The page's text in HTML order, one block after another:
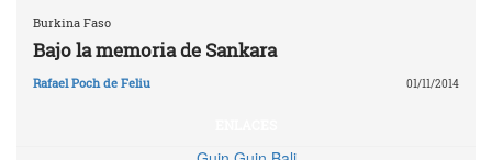
Burkina Faso
Bajo la memoria de Sankara
Rafael Poch de Feliu 01/11/2014